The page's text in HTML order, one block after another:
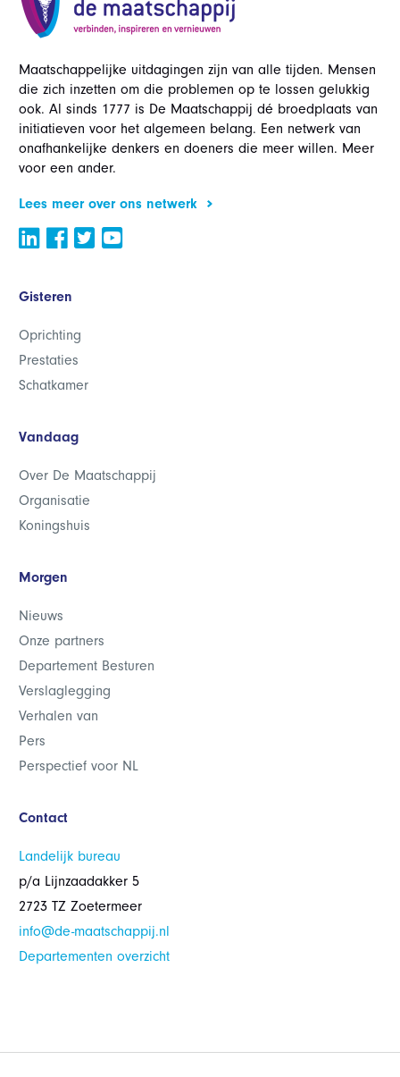
Maatschappelijke uitdagingen zijn van alle tijden. Mensen
die zich inzetten om die problemen op te lossen gelukkig
ook. Al sinds 1777 is De Maatschappij dé broedplaats van
initiatieven voor het algemeen belang. Een netwerk van
onafhankelijke denkers en doeners die meer willen. Meer
voor een ander.
Lees meer over ons netwerk
Gisteren
Oprichting
Prestaties
Schatkamer
Vandaag
Over De Maatschappij
Organisatie
Koningshuis
Morgen
Nieuws
Onze partners
Departement Besturen
Verslaglegging
Verhalen van
Pers
Perspectief voor NL
Contact
Landelijk bureau
p/a Lijnzaadakker 5
2723 TZ Zoetermeer
info@de-maatschappij.nl
Departementen overzicht